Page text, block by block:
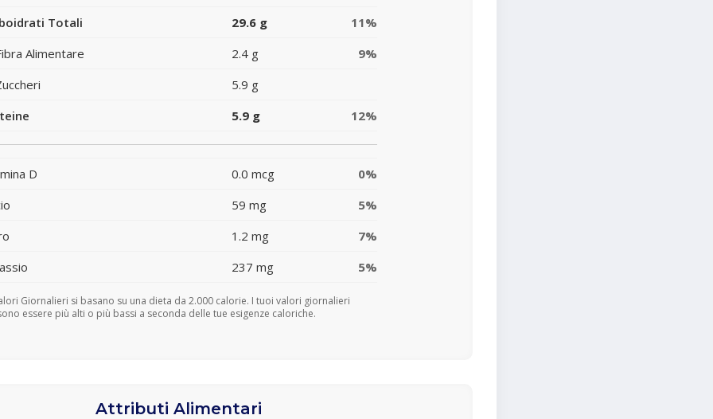
Totali
29.6 g
11%
Alimentare
2.4 g
9%
5.9 g
5.9 g 12%
D 0.0 mcg
0%
59 mg
5%
1.2 mg
7%
237 mg 5%
Giornalieri si basano su una dieta da 2.000 calorie. I tuoi valori giornalieri
essere più alti o più bassi a seconda delle tue esigenze caloriche.
Attributi Alimentari